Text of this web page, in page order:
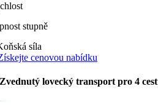
stupně
síla
cenovou nabídku
lovecký transport pro 4